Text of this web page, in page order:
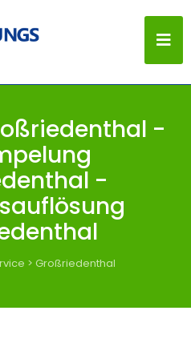
-
-
> Großriedenthal